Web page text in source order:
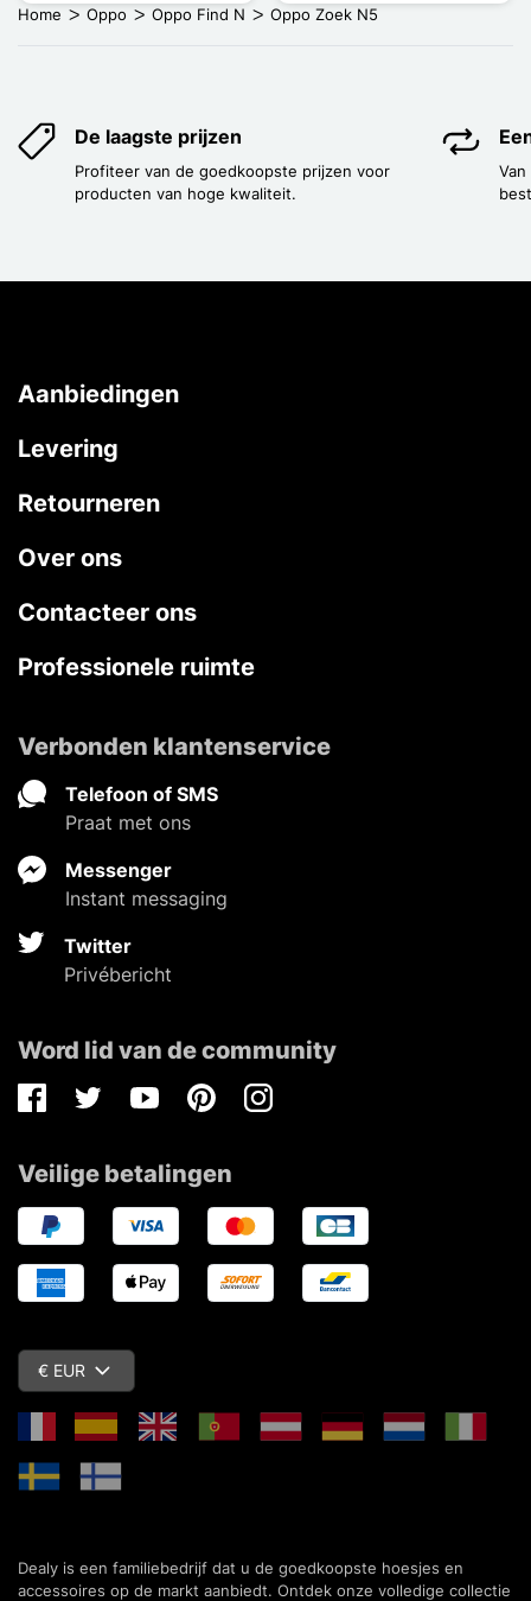
Home Oppo Oppo Find N Oppo Zoek N5
De laagste prijzen
Profiteer van de goedkoopste prijzen voor
producten van hoge kwaliteit.
Aanbiedingen
Levering
Retourneren
Over ons
Contacteer ons
Professionele ruimte
Verbonden klantenservice
Telefoon of SMS
Praat met ons
Messenger
Instant messaging
Twitter
Privébericht
Word lid van de community
FacebookTwitterYoutubePinterestInstagram
Veilige betalingen
€ EUR
Dealy is een familiebedrijf dat u de goedkoopste hoesjes en
accessoires op de markt aanbiedt. Ontdek onze volledige collectie